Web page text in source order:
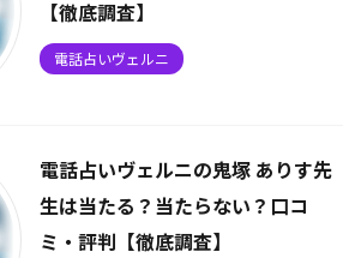
【徹底調査】
電話占いヴェルニ
電話占いヴェルニの鬼塚 ありす先
生は当たる？当たらない？口コ
ミ・評判【徹底調査】